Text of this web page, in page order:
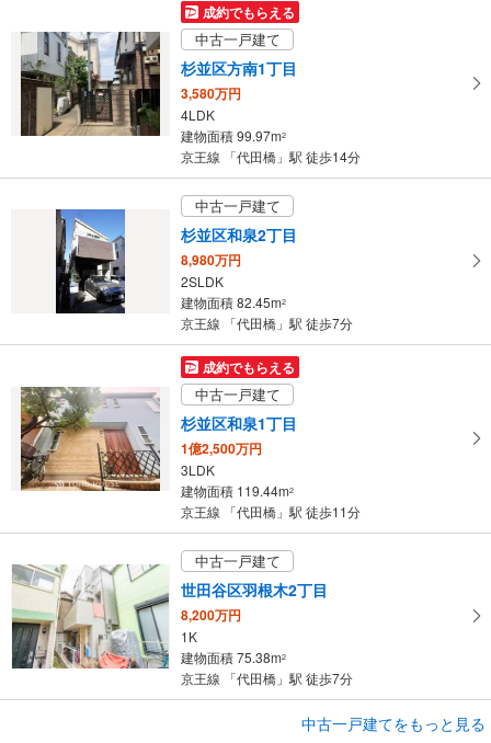
け
取
る
保
す
る
成約でもらえる
中古一戸建て
杉並区方南1丁目
3,580万円
4LDK
建物面積 99.97m2
京王線 「代田橋」駅 徒歩14分
中古一戸建て
杉並区和泉2丁目
8,980万円
2SLDK
建物面積 82.45m2
京王線 「代田橋」駅 徒歩7分
成約でもらえる
中古一戸建て
杉並区和泉1丁目
1億2,500万円
3LDK
建物面積 119.44m2
京王線 「代田橋」駅 徒歩11分
中古一戸建て
世田谷区羽根木2丁目
8,200万円
1K
建物面積 75.38m2
京王線 「代田橋」駅 徒歩7分
中古一戸建てをもっと見る